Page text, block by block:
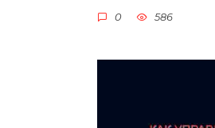
0 586